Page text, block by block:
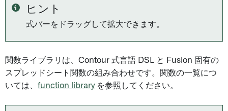
ヒント
式バーをドラッグして拡大できます。
関数ライブラリは、Contour 式言語 DSL と Fusion 固有の
スプレッドシート関数の組み合わせです。関数の一覧につ
いては、 function libraryを参照してください。